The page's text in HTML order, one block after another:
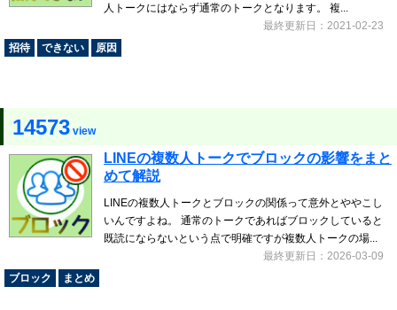
人トークにはならず通常のトークとなります。 複...
最終更新日：2021-02-23
招待
できない 原因
14573 view
LINEの複数人トークでブロックの影響をまと
めて解説
LINEの複数人トークとブロックの関係って意外とややこし
いんですよね。 通常のトークであればブロックしていると
既読にならないという点で明確ですが複数人トークの場...
最終更新日：2026-03-09
ブロック
まとめ